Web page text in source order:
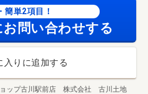
簡単2項目！
お問い合わせする
入りに追加する
ョップ古川駅前店 株式会社 古川土地